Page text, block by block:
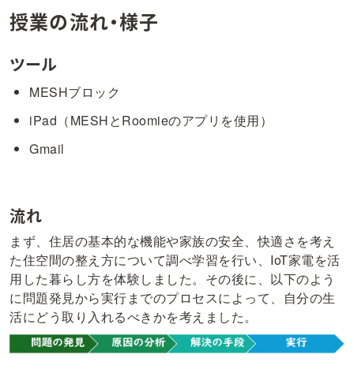
授業の流れ・様子
ツール
MESHブロック
iPad（MESHとRoomieのアプリを使用）
Gmail
流れ
まず、住居の基本的な機能や家族の安全、快適さを考え
た住空間の整え方について調べ学習を行い、IoT家電を活
用した暮らし方を体験しました。その後に、以下のよう
に問題発見から実行までのプロセスによって、自分の生
活にどう取り入れるべきかを考えました。